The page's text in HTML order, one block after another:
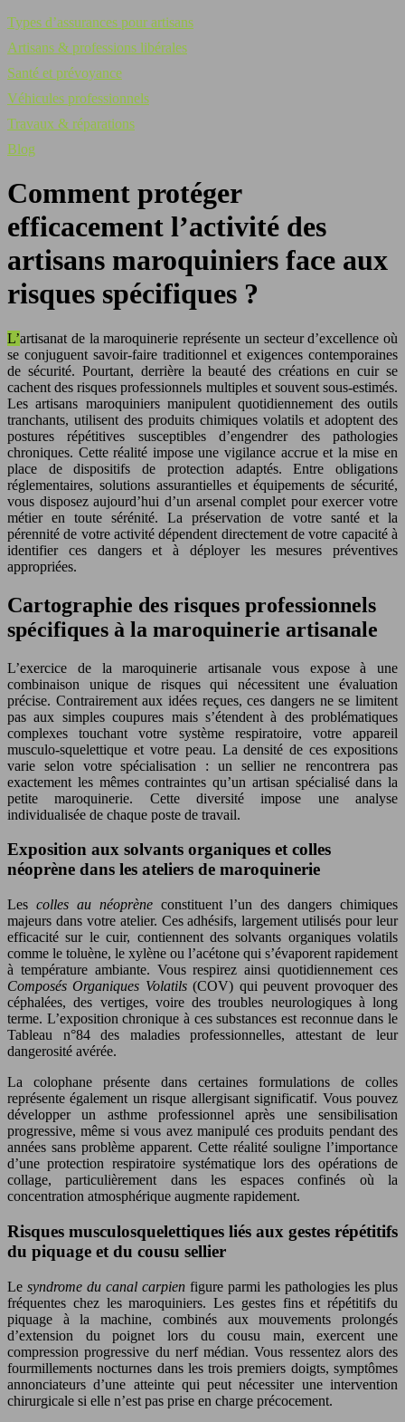
Types d’assurances pour artisans
Artisans & professions libérales
Santé et prévoyance
Véhicules professionnels
Travaux & réparations
Blog
Comment protéger
efficacement l’activité des
artisans maroquiniers face aux
risques spécifiques ?
L’artisanat de la maroquinerie représente un secteur d’excellence où
se conjuguent savoir-faire traditionnel et exigences contemporaines
de sécurité. Pourtant, derrière la beauté des créations en cuir se
cachent des risques professionnels multiples et souvent sous-estimés.
Les artisans maroquiniers manipulent quotidiennement des outils
tranchants, utilisent des produits chimiques volatils et adoptent des
postures répétitives susceptibles d’engendrer des pathologies
chroniques. Cette réalité impose une vigilance accrue et la mise en
place de dispositifs de protection adaptés. Entre obligations
réglementaires, solutions assurantielles et équipements de sécurité,
vous disposez aujourd’hui d’un arsenal complet pour exercer votre
métier en toute sérénité. La préservation de votre santé et la
pérennité de votre activité dépendent directement de votre capacité à
identifier ces dangers et à déployer les mesures préventives
appropriées.
Cartographie des risques professionnels
spécifiques à la maroquinerie artisanale
L’exercice de la maroquinerie artisanale vous expose à une
combinaison unique de risques qui nécessitent une évaluation
précise. Contrairement aux idées reçues, ces dangers ne se limitent
pas aux simples coupures mais s’étendent à des problématiques
complexes touchant votre système respiratoire, votre appareil
musculo-squelettique et votre peau. La densité de ces expositions
varie selon votre spécialisation : un sellier ne rencontrera pas
exactement les mêmes contraintes qu’un artisan spécialisé dans la
petite maroquinerie. Cette diversité impose une analyse
individualisée de chaque poste de travail.
Exposition aux solvants organiques et colles
néoprène dans les ateliers de maroquinerie
Les colles au néoprèneconstituent l’un des dangers chimiques
majeurs dans votre atelier. Ces adhésifs, largement utilisés pour leur
efficacité sur le cuir, contiennent des solvants organiques volatils
comme le toluène, le xylène ou l’acétone qui s’évaporent rapidement
à température ambiante. Vous respirez ainsi quotidiennement ces
Composés Organiques Volatils(COV) qui peuvent provoquer des
céphalées, des vertiges, voire des troubles neurologiques à long
terme. L’exposition chronique à ces substances est reconnue dans le
Tableau n°84 des maladies professionnelles, attestant de leur
dangerosité avérée.
La colophane présente dans certaines formulations de colles
représente également un risque allergisant significatif. Vous pouvez
développer un asthme professionnel après une sensibilisation
progressive, même si vous avez manipulé ces produits pendant des
années sans problème apparent. Cette réalité souligne l’importance
d’une protection respiratoire systématique lors des opérations de
collage, particulièrement dans les espaces confinés où la
concentration atmosphérique augmente rapidement.
Risques musculosquelettiques liés aux gestes répétitifs
du piquage et du cousu sellier
Le syndrome du canal carpien figure parmi les pathologies les plus
fréquentes chez les maroquiniers. Les gestes fins et répétitifs du
piquage à la machine, combinés aux mouvements prolongés
d’extension du poignet lors du cousu main, exercent une
compression progressive du nerf médian. Vous ressentez alors des
fourmillements nocturnes dans les trois premiers doigts, symptômes
annonciateurs d’une atteinte qui peut nécessiter une intervention
chirurgicale si elle n’est pas prise en charge précocement.